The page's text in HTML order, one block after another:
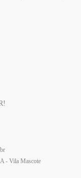
- Vila Mascote